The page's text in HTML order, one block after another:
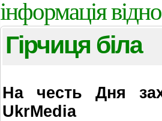
інформація
Гірчиця біла
На честь Дня
UkrMedia